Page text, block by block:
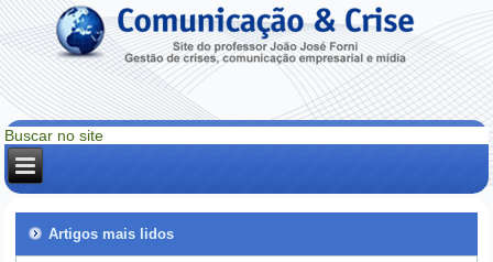
Artigos mais lidos